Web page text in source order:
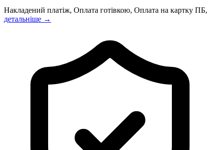
Накладений платіж, Оплата готівкою, Оплата на картку ПБ,
детальніше →